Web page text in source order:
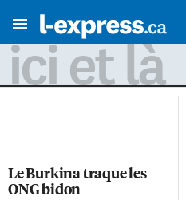
ici et là
Le Burkina traque les
ONG bidon